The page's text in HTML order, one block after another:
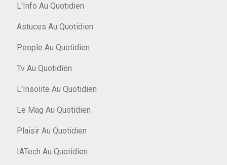
L'Info Au Quotidien
Astuces Au Quotidien
People Au Quotidien
Tv Au Quotidien
L'Insolite Au Quotidien
Le Mag Au Quotidien
Plaisir Au Quotidien
IATech Au Quotidien